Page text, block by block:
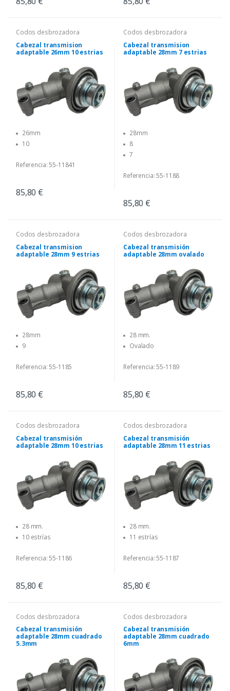
Codos desbrozadora
Cabezal transmision
adaptable 26mm 10 estrias
26mm
10
Referencia: 55-11841
85,80 €
Codos desbrozadora
Cabezal transmision
adaptable 28mm 7 estrias
28mm
8
7
Referencia: 55-1188
85,80 €
Codos desbrozadora
Cabezal transmision
adaptable 28mm 9 estrias
28mm
9
Referencia: 55-1185
85,80 €
Codos desbrozadora
Cabezal transmisión
adaptable 28mm ovalado
28 mm.
Ovalado
Referencia: 55-1189
85,80 €
Codos desbrozadora
Cabezal transmisión
adaptable 28mm 10 estrias
28 mm.
10 estrías
Referencia: 55-1186
85,80 €
Codos desbrozadora
Cabezal transmisión
adaptable 28mm 11 estrias
28 mm.
11 estrías
Referencia: 55-1187
85,80 €
Codos desbrozadora
Cabezal transmisión
adaptable 28mm cuadrado
5.3mm
Codos desbrozadora
Cabezal transmisión
adaptable 28mm cuadrado
6mm